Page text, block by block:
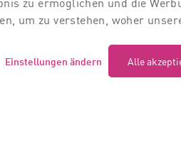
um zu verstehen, woher
Einstellungen ändern Alle